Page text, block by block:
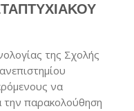
της Σχολής
να
παρακολούθηση